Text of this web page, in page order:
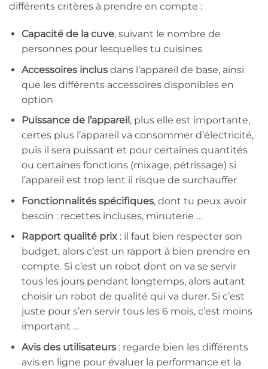
différents critères à prendre en compte :
Capacité de la cuve, suivant le nombre de
personnes pour lesquelles tu cuisines
Accessoires inclusdans l’appareil de base, ainsi
que les différents accessoires disponibles en
option
Puissance de l’appareil , plus elle est importante,
certes plus l’appareil va consommer d’électricité,
puis il sera puissant et pour certaines quantités
ou certaines fonctions (mixage, pétrissage) si
l’appareil est trop lent il risque de surchauffer
Fonctionnalités spécifiques, dont tu peux avoir
besoin : recettes incluses, minuterie …
Rapport qualité prix: il faut bien respecter son
budget, alors c’est un rapport à bien prendre en
compte. Si c’est un robot dont on va se servir
tous les jours pendant longtemps, alors autant
choisir un robot de qualité qui va durer. Si c’est
juste pour s’en servir tous les 6 mois, c’est moins
important …
Avis des utilisateurs: regarde bien les différents
avis en ligne pour évaluer la performance et la